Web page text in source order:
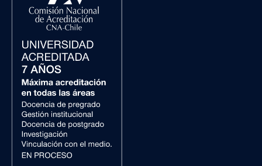
por ambos lados).
– Certificado de sistema de salud con
cobertura médica en Chile. Todos los
alumnos extranjeros y chilenos que
pertenecer a algún sistema de salud
público o privado, o tener contratado
un seguro para tal efecto. Chilenos y